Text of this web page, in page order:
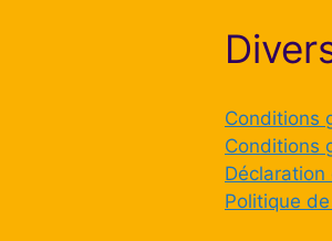
Conditions
Conditions
Déclaration
Politique